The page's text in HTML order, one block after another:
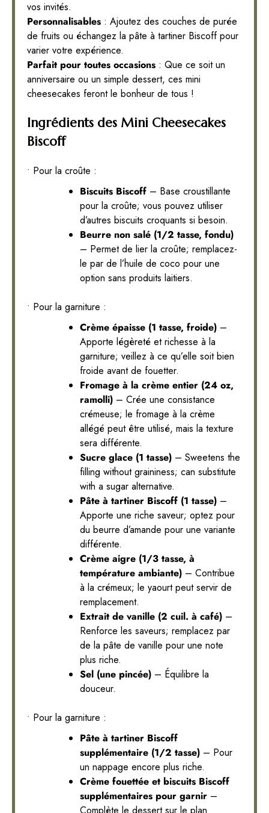
vos invités.
Personnalisables : Ajoutez des couches de purée
de fruits ou échangez la pâte à tartiner Biscoff pour
varier votre expérience.
Parfait pour toutes occasions : Que ce soit un
anniversaire ou un simple dessert, ces mini
cheesecakes feront le bonheur de tous !
Ingrédients des Mini Cheesecakes
Biscoff
• Pour la croûte :
Biscuits Biscoff – Base croustillante
pour la croûte; vous pouvez utiliser
d’autres biscuits croquants si besoin.
Beurre non salé (1/2 tasse, fondu)
– Permet de lier la croûte; remplacez-
le par de l’huile de coco pour une
option sans produits laitiers.
• Pour la garniture :
Crème épaisse (1 tasse, froide) –
Apporte légèreté et richesse à la
garniture; veillez à ce qu’elle soit bien
froide avant de fouetter.
Fromage à la crème entier (24 oz,
ramolli) – Crée une consistance
crémeuse; le fromage à la crème
allégé peut être utilisé, mais la texture
sera différente.
Sucre glace (1 tasse) – Sweetens the
filling without graininess; can substitute
with a sugar alternative.
Pâte à tartiner Biscoff (1 tasse) –
Apporte une riche saveur; optez pour
du beurre d’amande pour une variante
différente.
Crème aigre (1/3 tasse, à
température ambiante) – Contribue
à la crémeux; le yaourt peut servir de
remplacement.
Extrait de vanille (2 cuil. à café) –
Renforce les saveurs; remplacez par
de la pâte de vanille pour une note
plus riche.
Sel (une pincée) – Équilibre la
douceur.
• Pour la garniture :
Pâte à tartiner Biscoff
supplémentaire (1/2 tasse) – Pour
un nappage encore plus riche.
Crème fouettée et biscuits Biscoff
supplémentaires pour garnir –
Complète le dessert sur le plan